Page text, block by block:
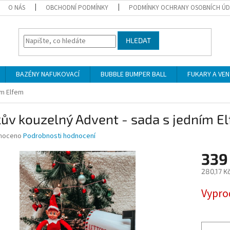
O NÁS OBCHODNÍ PODMÍNKY PODMÍNKY OCHRANY OSOBNÍCH
HLEDAT
BAZÉNY NAFUKOVACÍ BUBBLE BUMPER BALL FUKARY A
Elfem
kouzelný Advent - sada s jedním
Podrobnosti hodnocení
280,17
cena: